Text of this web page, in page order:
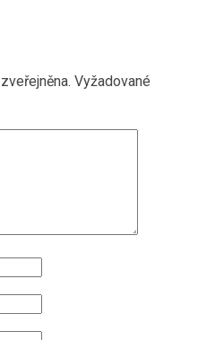
Vyžadované